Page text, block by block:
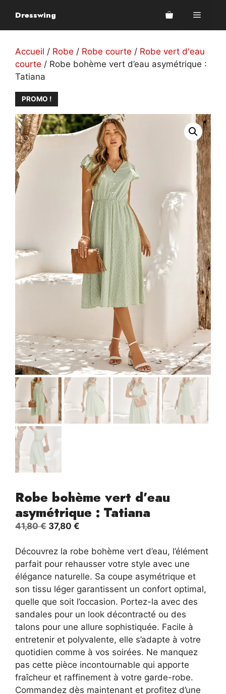
contenu
Dresswing Menu
Accueil / Robe / Robe courte / Robe vert d'eau
courte / Robe bohème vert d’eau asymétrique :
Tatiana
PROMO !
Robe bohème vert d’eau
asymétrique : Tatiana
41,80€ Le
initial
était :
41,80 €.
37,80 €
actuel
est :
37,80 €.
Découvrez la robe bohème vert d’eau, l’élément
parfait pour rehausser votre style avec une
élégance naturelle. Sa coupe asymétrique et
son tissu léger garantissent un confort optimal,
quelle que soit l’occasion. Portez-la avec des
sandales pour un look décontracté ou des
talons pour une allure sophistiquée. Facile à
entretenir et polyvalente, elle s’adapte à votre
quotidien comme à vos soirées. Ne manquez
pas cette pièce incontournable qui apporte
fraîcheur et raffinement à votre garde-robe.
Commandez dès maintenant et profitez d’une